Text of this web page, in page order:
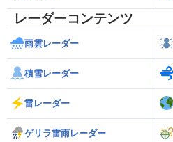
レーダーコンテンツ
雨雲レーダー
積雪レーダー
雷レーダー
ゲリラ雷雨レーダー